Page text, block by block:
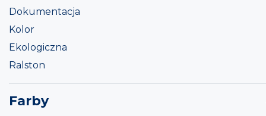
Dokumentacja
Kolor
Ekologiczna
Ralston
Farby